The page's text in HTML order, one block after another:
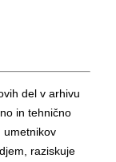
del v arhivu
in tehnično
umetnikov
raziskuje